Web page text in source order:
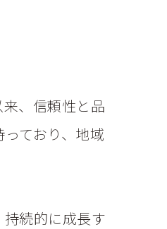
、信頼性と品
ており、地域
続的に成長す